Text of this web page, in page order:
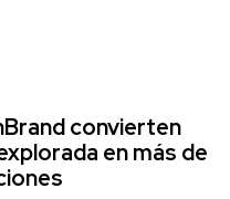
convierten
en más de